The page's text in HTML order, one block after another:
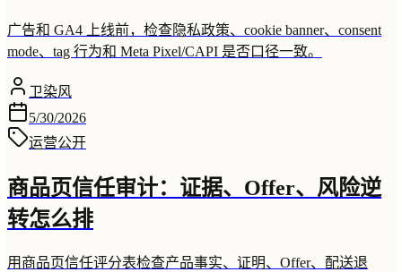
广告和 GA4 上线前，检查隐私政策、cookie banner、consent
mode、tag 行为和 Meta Pixel/CAPI 是否口径一致。
卫染风
5/30/2026
运营公开
商品页信任审计：证据、Offer、风险逆
转怎么排
用商品页信任评分表检查产品事实、证明、Offer、配送退